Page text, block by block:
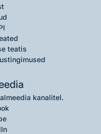
teatis
kanalitel.